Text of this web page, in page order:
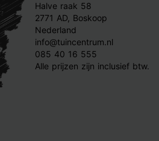
Halve raak 58
2771 AD, Boskoop
Nederland
info@tuincentrum.nl
085 40 16 555
Alle prijzen zijn inclusief btw.